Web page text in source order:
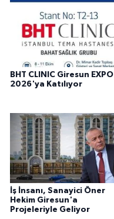
BHT CLINIC Giresun EXPO
2026'ya Katılıyor
İş İnsanı, Sanayici Öner
Hekim Giresun'a
Projeleriyle Geliyor